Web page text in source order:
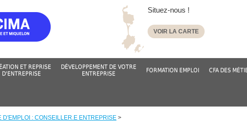
Situez-nous !
VOIR LA CARTE
ET REPRISE
D'ENTREPRISE
DÉVELOPPEMENT DE VOTRE
ENTREPRISE
FORMATION EMPLOI CFA DES
D'EMPLOI : CONSEILLER.E ENTREPRISE >